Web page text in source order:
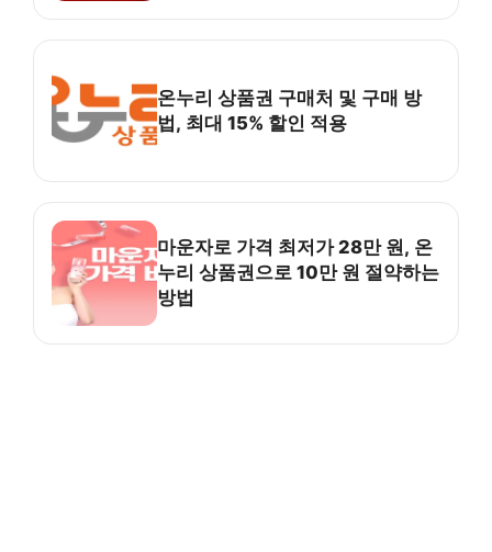
온누리 상품권 구매처 및 구매 방
법, 최대 15% 할인 적용
마운자로 가격 최저가 28만 원, 온
누리 상품권으로 10만 원 절약하는
방법